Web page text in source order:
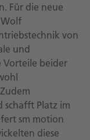
Für die neue
von
und
Vorteile beider
schafft Platz im
sm motion
diese